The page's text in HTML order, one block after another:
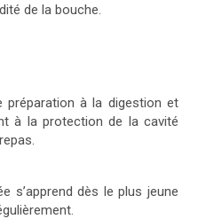
de la bouche.
préparation à la digestion et
à la protection de la cavité
s’apprend dès le plus jeune